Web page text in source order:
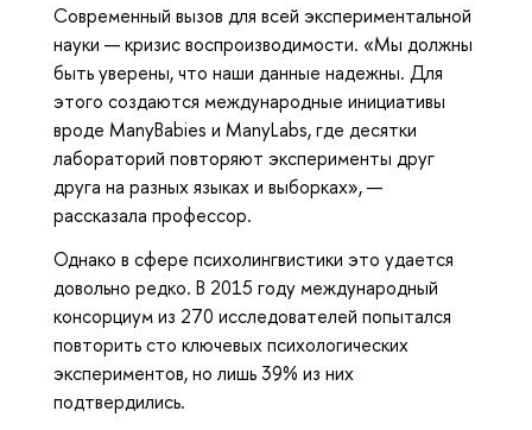
Современный вызов для всей экспериментальной
науки — кризис воспроизводимости. «Мы должны
быть уверены, что наши данные надежны. Для
этого создаются международные инициативы
вроде ManyBabies и ManyLabs, где десятки
лабораторий повторяют эксперименты друг
друга на разных языках и выборках», —
рассказала профессор.
Однако в сфере психолингвистики это удается
довольно редко. В 2015 году международный
консорциум из 270 исследователей попытался
повторить сто ключевых психологических
экспериментов, но лишь 39% из них
подтвердились.